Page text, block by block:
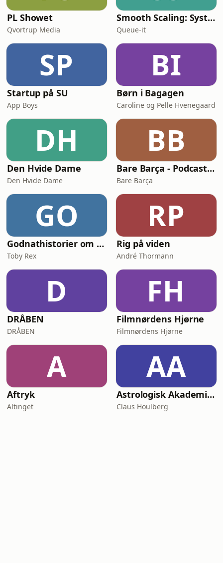
PL Showet
Qvortrup Media
Smooth Scaling: System Design for High Traffic
Queue-it
SP
Startup på SU
App Boys
BI
Børn i Bagagen
Caroline og Pelle Hvenegaard
DH
Den Hvide Dame
Den Hvide Dame
BB
Bare Barça - Podcasten om FC Barcelona
Bare Barça
GO
Godnathistorier om NinjaSaurerne Storm og Aske
Toby Rex
RP
Rig på viden
André Thormann
D
DRÅBEN
DRÅBEN
FH
Filmnørdens Hjørne
Filmnørdens Hjørne
A
Aftryk
Altinget
AA
Astrologisk Akademi's Podcast
Claus Houlberg